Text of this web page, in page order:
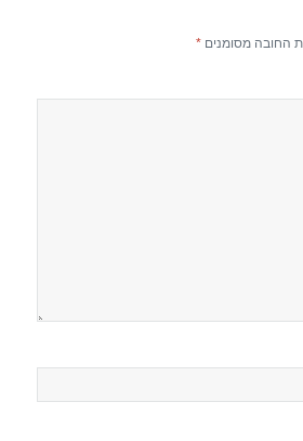
החובה מסומנים*